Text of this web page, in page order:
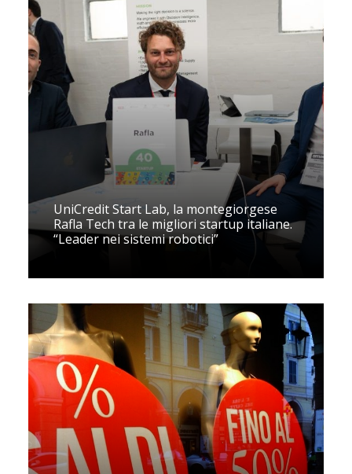
UniCredit Start Lab, la montegiorgese
Rafla Tech tra le migliori startup italiane.
“Leader nei sistemi robotici”